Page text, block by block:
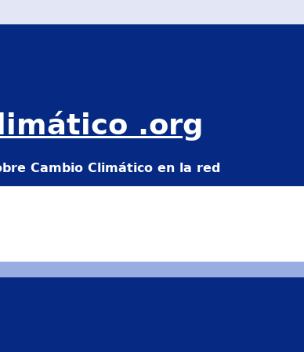
.org
Cambio Climático en la red